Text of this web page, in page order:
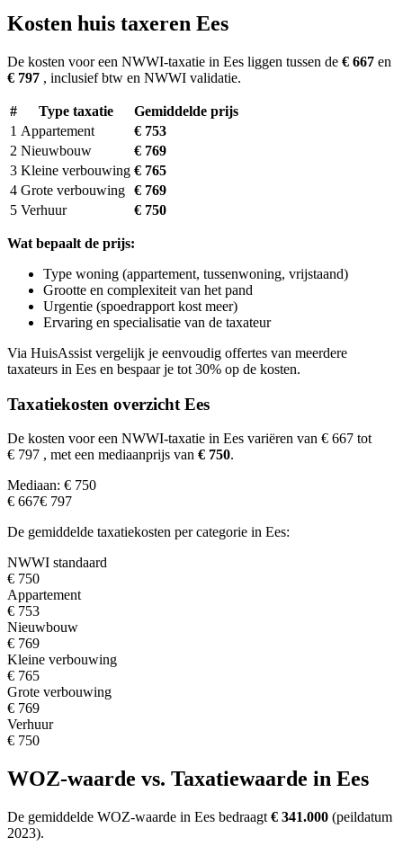
Kosten huis taxeren Ees
De kosten voor een NWWI-taxatie in Ees liggen tussen de € 667 en
€ 797 , inclusief btw en NWWI validatie.
# Type taxatie
Gemiddelde prijs
1 Appartement
€ 753
2 Nieuwbouw
€ 769
3 Kleine verbouwing € 765
4 Grote verbouwing € 769
5 Verhuur € 750
Wat bepaalt de prijs:
Type woning (appartement, tussenwoning, vrijstaand)
Grootte en complexiteit van het pand
Urgentie (spoedrapport kost meer)
Ervaring en specialisatie van de taxateur
Via HuisAssist vergelijk je eenvoudig offertes van meerdere
taxateurs in Ees en bespaar je tot 30% op de kosten.
Taxatiekosten overzicht Ees
De kosten voor een NWWI-taxatie in Ees variëren van € 667 tot
€ 797 , met een mediaanprijs van € 750.
Mediaan: € 750
€ 667€ 797
De gemiddelde taxatiekosten per categorie in Ees:
NWWI standaard
€ 750
Appartement
€ 753
Nieuwbouw
€ 769
Kleine verbouwing
€ 765
Grote verbouwing
€ 769
Verhuur
€ 750
WOZ-waarde vs. Taxatiewaarde in Ees
De gemiddelde WOZ-waarde in Ees bedraagt € 341.000 (peildatum
2023).